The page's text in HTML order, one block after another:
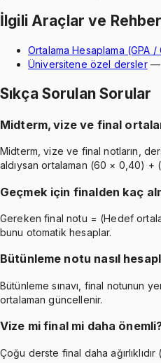
İlgili Araçlar ve
Ortalama Hesaplama (GPA /
Üniversitene özel dersler —
Sıkça Sorulan Sorular
Midterm, vize ve final
Midterm, vize ve final notların,
aldıysan ortalaman (60 × 0,40) +
Geçmek için finalden kaç
Gereken final notu = (Hedef
bunu otomatik hesaplar.
Bütünleme notu nasıl
Bütünleme sınavı, final notunun
ortalaman güncellenir.
Vize mi final mi daha
Çoğu derste final daha